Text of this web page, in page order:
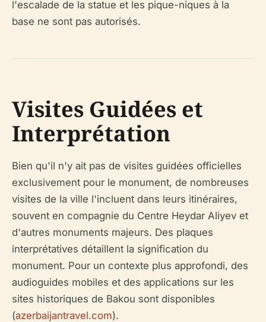
l'escalade de la statue et les pique-niques à la
base ne sont pas autorisés.
Visites Guidées et
Interprétation
Bien qu'il n'y ait pas de visites guidées officielles
exclusivement pour le monument, de nombreuses
visites de la ville l'incluent dans leurs itinéraires,
souvent en compagnie du Centre Heydar Aliyev et
d'autres monuments majeurs. Des plaques
interprétatives détaillent la signification du
monument. Pour un contexte plus approfondi, des
audioguides mobiles et des applications sur les
sites historiques de Bakou sont disponibles
(azerbaijantravel.com).